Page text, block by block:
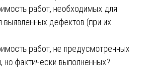
работ, необходимых для
выявленных дефектов (при их
работ, не предусмотренных
но фактически выполненных?